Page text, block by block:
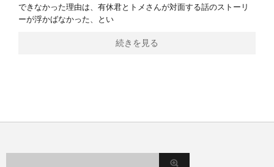
できなかった理由は、有休君とトメさんが対面する話のストーリ
ーが浮かばなかった、とい
続きを見る